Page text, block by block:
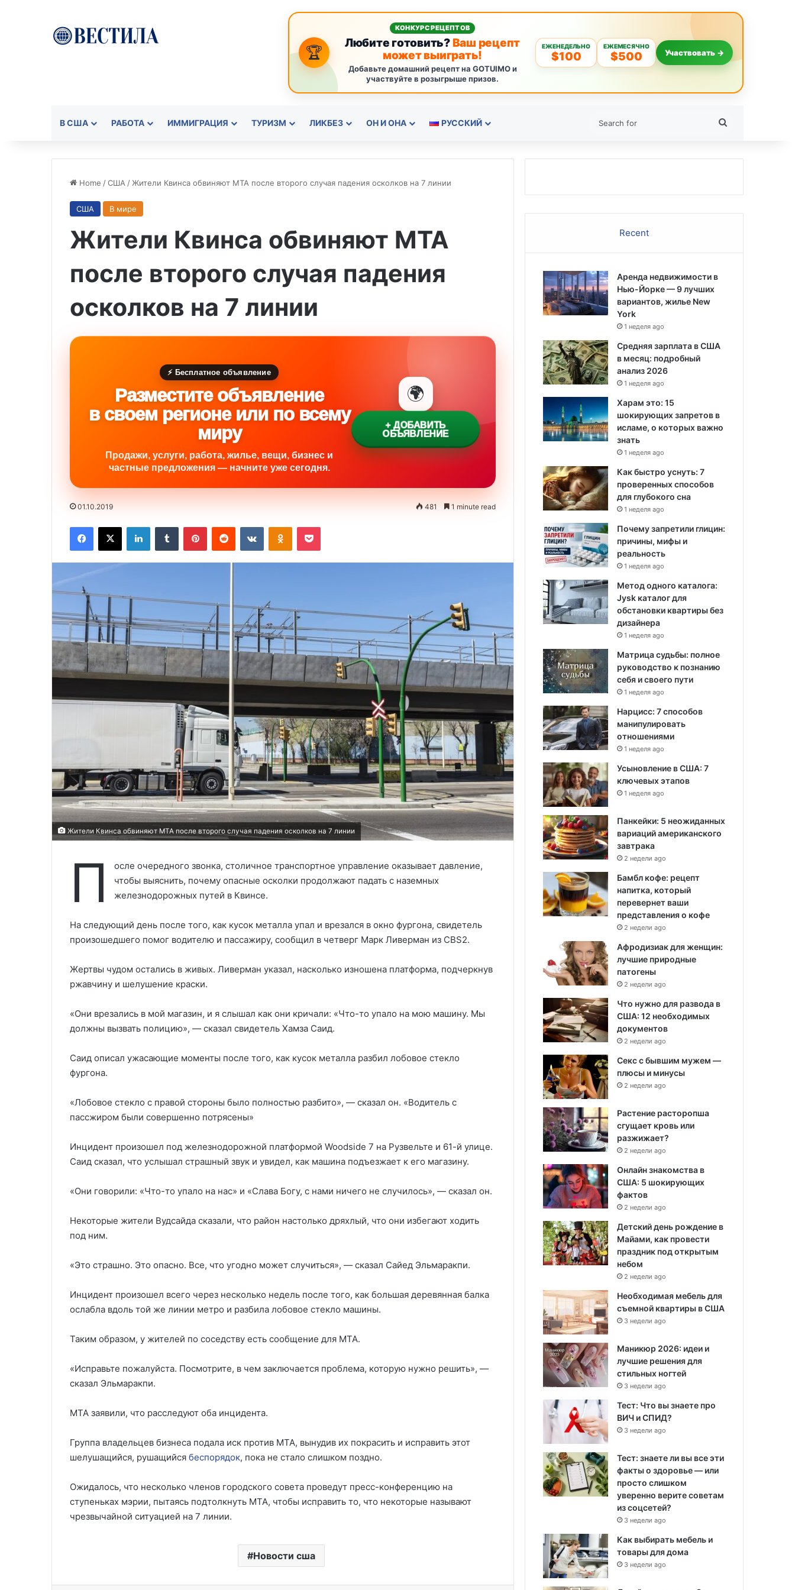
🏆
КОНКУРС РЕЦЕПТОВ
Любите готовить?Ваш рецепт
может выиграть!
Добавьте домашний рецепт на GOTUIMO и
участвуйте в розыгрыше призов.
ЕЖЕНЕДЕЛЬНО
$100
ЕЖЕМЕСЯЧНО
$500 Участвовать →
В США РАБОТА ИММИГРАЦИЯ ТУРИЗМ ЛИКБЕЗ ОН И ОНА РУССКИЙ
Home /США / Жители Квинса обвиняют MTA после второго случая падения осколков на 7 линии
США В мире
Жители Квинса обвиняют MTA
после второго случая падения
осколков на 7 линии
⚡ Бесплатное объявление
Разместите объявление
в своем регионе или по всему
миру
Продажи, услуги, работа, жилье, вещи, бизнес и
частные предложения — начните уже сегодня.
🌍
+ ДОБАВИТЬ
ОБЪЯВЛЕНИЕ
01.10.2019 481 1 minute read
Жители Квинса обвиняют MTA после второго случая падения осколков на 7 линии
П
осле очередного звонка, столичное транспортное управление оказывает давление,
чтобы выяснить, почему опасные осколки продолжают падать с наземных
железнодорожных путей в Квинсе.
На следующий день после того, как кусок металла упал и врезался в окно фургона, свидетель
произошедшего помог водителю и пассажиру, сообщил в четверг Марк Ливерман из CBS2.
Жертвы чудом остались в живых. Ливерман указал, насколько изношена платформа, подчеркнув
ржавчину и шелушение краски.
«Они врезались в мой магазин, и я слышал как они кричали: «Что-то упало на мою машину. Мы
должны вызвать полицию», — сказал свидетель Хамза Саид.
Саид описал ужасающие моменты после того, как кусок металла разбил лобовое стекло
фургона.
«Лобовое стекло с правой стороны было полностью разбито», — сказал он. «Водитель с
пассжиром были совершенно потрясены»
Инцидент произошел под железнодорожной платформой Woodside 7 на Рузвельте и 61-й улице.
Саид сказал, что услышал страшный звук и увидел, как машина подъезжает к его магазину.
«Они говорили: «Что-то упало на нас» и «Слава Богу, с нами ничего не случилось», — сказал он.
Некоторые жители Вудсайда сказали, что район настолько дряхлый, что они избегают ходить
под ним.
«Это страшно. Это опасно. Все, что угодно может случиться», — сказал Сайед Эльмаракпи.
Инцидент произошел всего через несколько недель после того, как большая деревянная балка
ослабла вдоль той же линии метро и разбила лобовое стекло машины.
Таким образом, у жителей по соседству есть сообщение для MTA.
«Исправьте пожалуйста. Посмотрите, в чем заключается проблема, которую нужно решить», —
сказал Эльмаракпи.
MTA заявили, что расследуют оба инцидента.
Группа владельцев бизнеса подала иск против MTA, вынудив их покрасить и исправить этот
шелушащийся, рушащийся беспорядок, пока не стало слишком поздно.
Ожидалось, что несколько членов городского совета проведут пресс-конференцию ​​на
ступеньках мэрии, пытаясь подтолкнуть MTA, чтобы исправить то, что некоторые называют
чрезвычайной ситуацией на 7 линии.
Новости сша
бывшая девушка Энн Уинблад
Recent
Аренда недвижимости в
Нью-Йорке — 9 лучших
вариантов, жилье New
York
1 неделя ago
Средняя зарплата в США
в месяц: подробный
анализ 2026
1 неделя ago
Харам это: 15
шокирующих запретов в
исламе, о которых важно
знать
1 неделя ago
Как быстро уснуть: 7
проверенных способов
для глубокого сна
1 неделя ago
Почему запретили глицин:
причины, мифы и
реальность
1 неделя ago
Метод одного каталога:
Jysk каталог для
обстановки квартиры без
дизайнера
1 неделя ago
Матрица судьбы: полное
руководство к познанию
себя и своего пути
1 неделя ago
Нарцисс: 7 способов
манипулировать
отношениями
1 неделя ago
Усыновление в США: 7
ключевых этапов
1 неделя ago
Панкейки: 5 неожиданных
вариаций американского
завтрака
2 недели ago
Бамбл кофе: рецепт
напитка, который
перевернет ваши
представления о кофе
2 недели ago
Афродизиак для женщин:
лучшие природные
патогены
2 недели ago
Что нужно для развода в
США: 12 необходимых
документов
2 недели ago
Секс с бывшим мужем —
плюсы и минусы
2 недели ago
Растение расторопша
сгущает кровь или
разжижает?
2 недели ago
Онлайн знакомства в
США: 5 шокирующих
фактов
2 недели ago
Детский день рождение в
Майами, как провести
праздник под открытым
небом
2 недели ago
Необходимая мебель для
съемной квартиры в США
3 недели ago
Маникюр 2026: идеи и
лучшие решения для
стильных ногтей
3 недели ago
Тест: Что вы знаете про
ВИЧ и СПИД?
3 недели ago
Тест: знаете ли вы все эти
факты о здоровье — или
просто слишком
уверенно верите советам
из соцсетей?
3 недели ago
Как выбирать мебель и
товары для дома
3 недели ago